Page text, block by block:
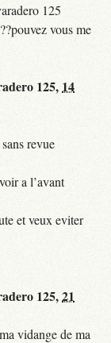
125
vous me
125, 14
revue
a l’avant
et veux eviter
125,21
vidange de ma